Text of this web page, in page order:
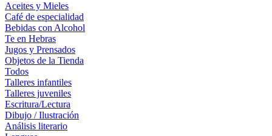
Aceites y Mieles
Café de especialidad
Bebidas con Alcohol
Te en Hebras
Jugos y Prensados
Objetos de la Tienda
Todos
Talleres infantiles
Talleres juveniles
Escritura/Lectura
Dibujo / Ilustración
Análisis literario